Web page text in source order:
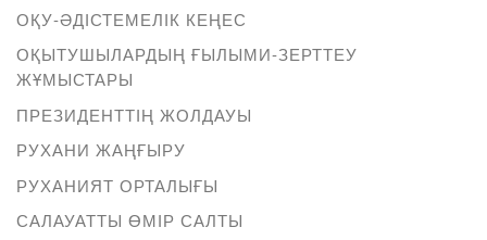
ОҚУ-ӘДІСТЕМЕЛІК КЕҢЕС
ОҚЫТУШЫЛАРДЫҢ ҒЫЛЫМИ-ЗЕРТТЕУ
ЖҰМЫСТАРЫ
ПРЕЗИДЕНТТІҢ ЖОЛДАУЫ
РУХАНИ ЖАҢҒЫРУ
РУХАНИЯТ ОРТАЛЫҒЫ
САЛАУАТТЫ ӨМІР САЛТЫ